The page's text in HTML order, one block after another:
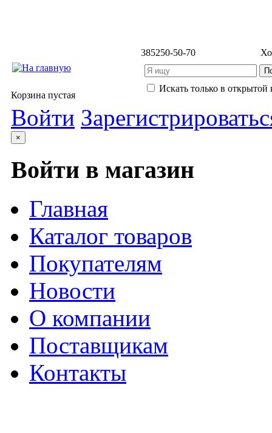
385250-50-70
Искать только в открытой
Корзина пустая
Войти
×
Войти в магазин
Главная
Каталог товаров
Покупателям
Новости
О компании
Поставщикам
Контакты